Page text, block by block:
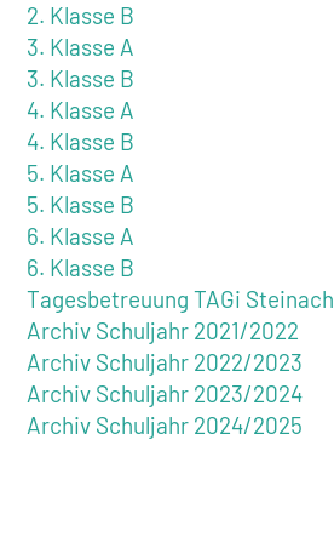
2. Klasse B
3. Klasse A
3. Klasse B
4. Klasse A
4. Klasse B
5. Klasse A
5. Klasse B
6. Klasse A
6. Klasse B
Tagesbetreuung TAGi Steinach
Archiv Schuljahr 2021/2022
Archiv Schuljahr 2022/2023
Archiv Schuljahr 2023/2024
Archiv Schuljahr 2024/2025